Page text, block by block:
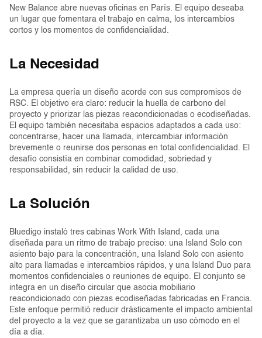
New Balance abre nuevas oficinas en París. El equipo deseaba
un lugar que fomentara el trabajo en calma, los intercambios
cortos y los momentos de confidencialidad.
La Necesidad
La empresa quería un diseño acorde con sus compromisos de
RSC. El objetivo era claro: reducir la huella de carbono del
proyecto y priorizar las piezas reacondicionadas o ecodiseñadas.
El equipo también necesitaba espacios adaptados a cada uso:
concentrarse, hacer una llamada, intercambiar información
brevemente o reunirse dos personas en total confidencialidad. El
desafío consistía en combinar comodidad, sobriedad y
responsabilidad, sin reducir la calidad de uso.
La Solución
Bluedigo instaló tres cabinas Work With Island, cada una
diseñada para un ritmo de trabajo preciso: una Island Solo con
asiento bajo para la concentración, una Island Solo con asiento
alto para llamadas e intercambios rápidos, y una Island Duo para
momentos confidenciales o reuniones de equipo. El conjunto se
integra en un diseño circular que asocia mobiliario
reacondicionado con piezas ecodiseñadas fabricadas en Francia.
Este enfoque permitió reducir drásticamente el impacto ambiental
del proyecto a la vez que se garantizaba un uso cómodo en el
día a día.